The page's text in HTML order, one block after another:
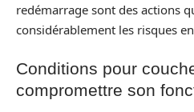
redémarrage sont des actions
considérablement les risques
Conditions pour
compromettre son